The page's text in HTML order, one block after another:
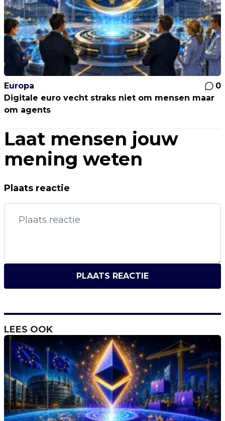
Europa
0
Digitale euro vecht straks niet om mensen maar
om agents
Laat mensen jouw
mening weten
Plaats reactie
PLAATS REACTIE
LEES OOK